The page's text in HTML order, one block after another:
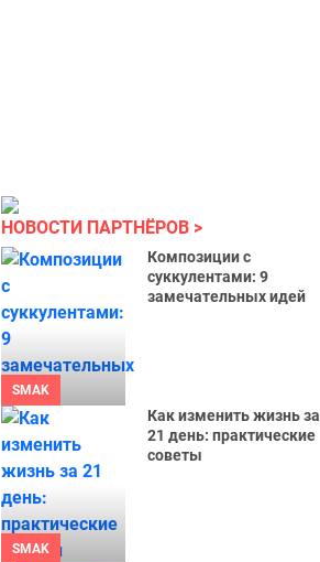
НОВОСТИ ПАРТНЁРОВ
SMAK
Композиции с
суккулентами: 9
замечательных идей
SMAK
Как изменить жизнь за
21 день: практические
советы